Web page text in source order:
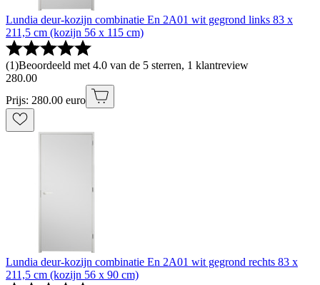
Lundia deur-kozijn combinatie En 2A01 wit gegrond links 83 x
211,5 cm (kozijn 56 x 115 cm)
(1)Beoordeeld met 4.0 van de 5 sterren, 1 klantreview
280.00
Prijs: 280.00 euro
Lundia deur-kozijn combinatie En 2A01 wit gegrond rechts 83 x
211,5 cm (kozijn 56 x 90 cm)